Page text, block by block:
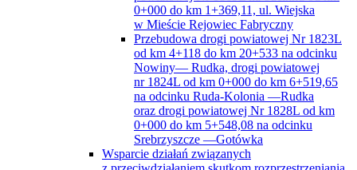
0+000 do km 1+369,11, ul. Wiejska
w Mieście Rejowiec Fabryczny
Przebudowa drogi powiatowej Nr 1823L
od km 4+118 do km 20+533 na odcinku
Nowiny— Rudka, drogi powiatowej
nr 1824L od km 0+000 do km 6+519,65
na odcinku Ruda-Kolonia —Rudka
oraz drogi powiatowej Nr 1828L od km
0+000 do km 5+548,08 na odcinku
Srebrzyszcze —Gotówka
Wsparcie działań związanych